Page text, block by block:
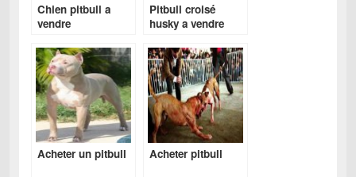
Chien pitbull a
vendre
Pitbull croisé
husky a vendre
Acheter un pitbull Acheter pitbull